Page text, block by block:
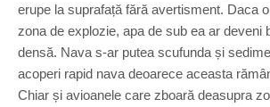
erupe la suprafață fără avertisment. Daca
zona de explozie, apa de sub ea ar deveni
densă. Nava s-ar putea scufunda și
acoperi rapid nava deoarece aceasta
Chiar și avioanele care zboară deasupra